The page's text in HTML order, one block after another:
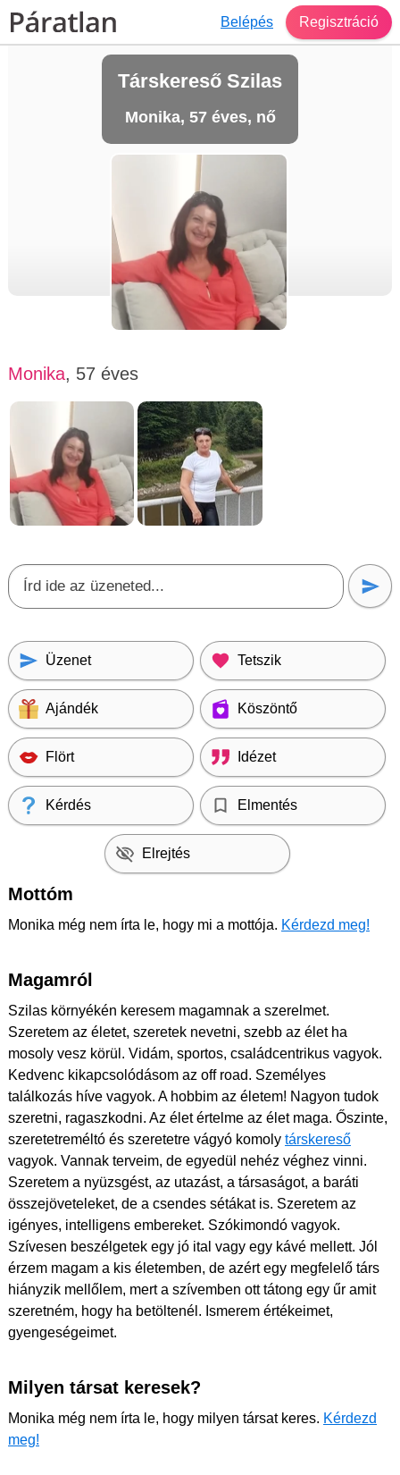
Belépés Regisztráció
Társkereső Szilas
Monika, 57 éves, nő
Monika, 57 éves
Üzenet Tetszik
Ajándék Köszöntő
Flört Idézet
Kérdés Elmentés
Elrejtés
Mottóm
Monika még nem írta le, hogy mi a mottója. Kérdezd meg!
Magamról
Szilas környékén keresem magamnak a szerelmet.
Szeretem az életet, szeretek nevetni, szebb az élet ha
mosoly vesz körül. Vidám, sportos, családcentrikus vagyok.
Kedvenc kikapcsolódásom az off road. Személyes
találkozás híve vagyok. A hobbim az életem! Nagyon tudok
szeretni, ragaszkodni. Az élet értelme az élet maga. Őszinte,
szeretetreméltó és szeretetre vágyó komoly társkereső
vagyok. Vannak terveim, de egyedül nehéz véghez vinni.
Szeretem a nyüzsgést, az utazást, a társaságot, a baráti
összejöveteleket, de a csendes sétákat is. Szeretem az
igényes, intelligens embereket. Szókimondó vagyok.
Szívesen beszélgetek egy jó ital vagy egy kávé mellett. Jól
érzem magam a kis életemben, de azért egy megfelelő társ
hiányzik mellőlem, mert a szívemben ott tátong egy űr amit
szeretném, hogy ha betöltenél. Ismerem értékeimet,
gyengeségeimet.
Milyen társat keresek?
Monika még nem írta le, hogy milyen társat keres. Kérdezd
meg!